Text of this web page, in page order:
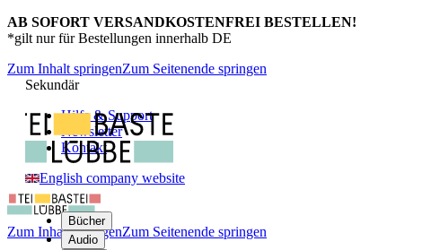
AB SOFORT VERSANDKOSTENFREI BESTELLEN!
*gilt nur für Bestellungen innerhalb DE
Zum Inhalt springenZum Seitenende springen
Sekundär
Hilfe & Support
Newsletter
Kontakt
English company website
Bücher
Audio
Zum Inhalt springenZum Seitenende springen